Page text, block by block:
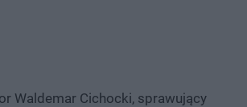
Waldemar Cichocki, sprawujący